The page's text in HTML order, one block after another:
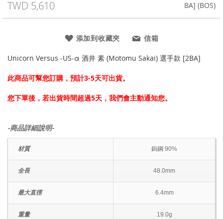
格
TWD 5,610
BA] (BOS)
添加到收藏夾 信箱
Unicorn Versus -US-α 酒井 素 (Motomu Sakai) 選手款 [2BA]
此商品可幫您訂購，預計3-5天可出貨。
您下單後，若出貨時間超過5天，我們會主動通知您。
-商品詳細說明-
材質 鎢鋼 90%
全長 48.0mm
最大直徑 6.4mm
重量 19.0g